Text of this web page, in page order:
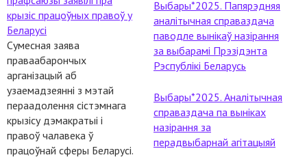
крызіс працоўных правоў у
Беларусі
Сумесная заява
праваабарончых
арганізацый аб
узаемадзеянні з мэтай
пераадолення сістэмнага
крызісу дэмакратыі і
правоў чалавека ў
працоўнай сферы Беларусі.
Выбары*2025. Папярэдняя
аналітычная справаздача
паводле вынікаў назірання
за выбарамі Прэзідэнта
Рэспублікі Беларусь
Выбары*2025. Аналітычная
справаздача па выніках
назірання за
перадвыбарнай агітацыяй